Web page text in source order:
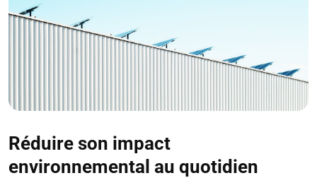
Réduire son impact
environnemental au quotidien